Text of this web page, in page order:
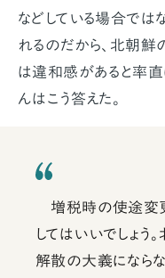
などしている場合では
れるのだから、北朝鮮
は違和感があると率直
んはこう答えた。
増税時の使途変
してはいいでしょう
解散の大義になら